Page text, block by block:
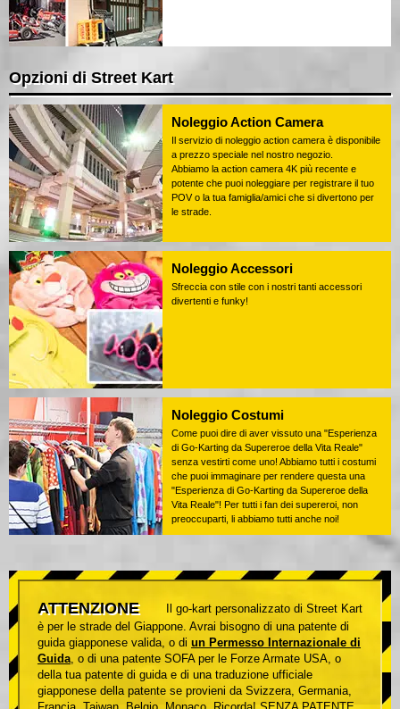
Opzioni di Street Kart
Noleggio Action Camera
Il servizio di noleggio action camera è disponibile
a prezzo speciale nel nostro negozio.
Abbiamo la action camera 4K più recente e
potente che puoi noleggiare per registrare il tuo
POV o la tua famiglia/amici che si divertono per
le strade.
Noleggio Accessori
Sfreccia con stile con i nostri tanti accessori
divertenti e funky!
Noleggio Costumi
Come puoi dire di aver vissuto una "Esperienza
di Go-Karting da Supereroe della Vita Reale"
senza vestirti come uno! Abbiamo tutti i costumi
che puoi immaginare per rendere questa una
"Esperienza di Go-Karting da Supereroe della
Vita Reale"! Per tutti i fan dei supereroi, non
preoccuparti, li abbiamo tutti anche noi!
ATTENZIONE
Il go-kart personalizzato di Street Kart
è per le strade del Giappone. Avrai bisogno di una patente di
guida giapponese valida, o di un Permesso Internazionale di
Guida, o di una patente SOFA per le Forze Armate USA, o
della tua patente di guida e di una traduzione ufficiale
giapponese della patente se provieni da Svizzera, Germania,